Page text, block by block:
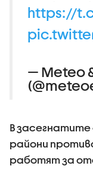
https://
— Meteo
В
райони
работят за